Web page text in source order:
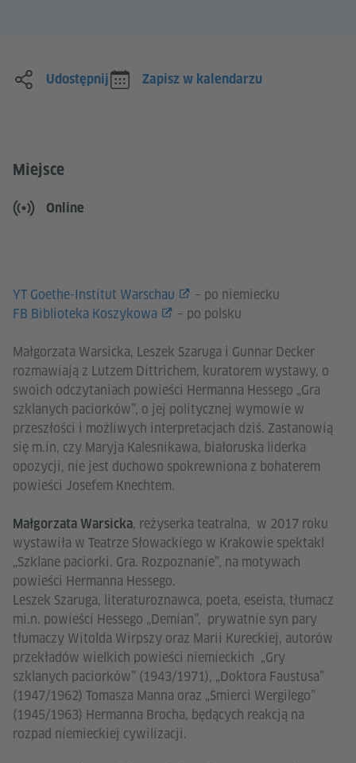
YT Goethe-Institut Warschau
– po niemiecku
FB Biblioteka Koszykowa
– po polsku
Małgorzata Warsicka, Leszek Szaruga i Gunnar Decker
rozmawiają z Lutzem Dittrichem, kuratorem wystawy, o
swoich odczytaniach powieści Hermanna Hessego „Gra
szklanych paciorków”, o jej politycznej wymowie w
przeszłości i możliwych interpretacjach dziś. Zastanowią
się m.in, czy Maryja Kalesnikawa, białoruska liderka
opozycji, nie jest duchowo spokrewniona z bohaterem
powieści Josefem Knechtem.
Małgorzata Warsicka, reżyserka teatralna, w 2017 roku
wystawiła w Teatrze Słowackiego w Krakowie spektakl
„Szklane paciorki. Gra. Rozpoznanie”, na motywach
powieści Hermanna Hessego.
Leszek Szaruga, literaturoznawca, poeta, eseista, tłumacz
mi.n. powieści Hessego „Demian”, prywatnie syn pary
tłumaczy Witolda Wirpszy oraz Marii Kureckiej, autorów
przekładów wielkich powieści niemieckich „Gry
szklanych paciorków” (1943/1971), „Doktora Faustusa”
(1947/1962) Tomasza Manna oraz „Śmierci Wergilego”
(1945/1963) Hermanna Brocha, będących reakcją na
rozpad niemieckiej cywilizacji.
Udostępnij Zapisz w kalendarzu
Miejsce
Online